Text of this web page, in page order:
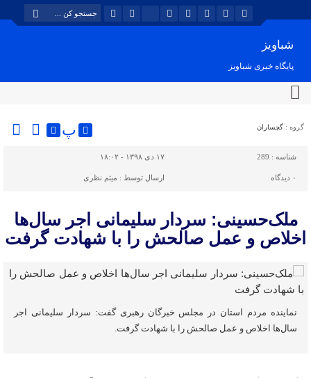
شباویز
پایگاه خبری شباویز
گروه : گچساران پ
شناسه : 289 ۱۷ دی ۱۳۹۸ - ۱۸:۰۲
۰ دیدگاه ارسال توسط : میثم نظری
ملک‌حسینی: سردار سلیمانی اجر سال‌ها
اخلاص و عمل صالحش را با شهادت گرفت
نماینده مردم استان در مجلس خبرگان رهبری گفت: سردار سلیمانی اجر
سال‌ها اخلاص و عمل صالحش را با شهادت گرفت.